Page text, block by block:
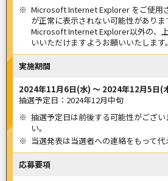
Microsoft Internet Explorer をご使用
が正常に表示されない可能性がありま
Microsoft Internet Explorer以外の、
いいただけますようお願いいたします。
実施期間
2024年11月6日(水) 〜 2024年12月5日(
抽選予定日：2024年12月中旬
抽選予定日は前後する可能性がござ
い。
当選発表は当選者への連絡をもって代
応募要項